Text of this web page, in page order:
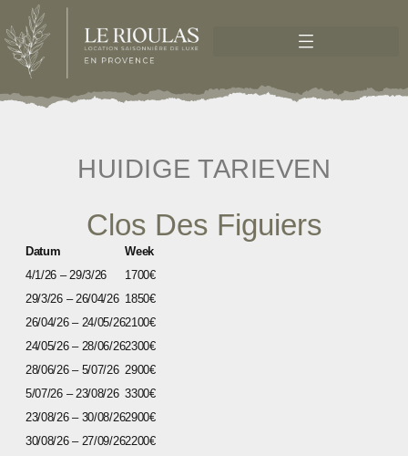
HUIDIGE TARIEVEN
Clos Des Figuiers
Datum
4/1/26 – 29/3/26
29/3/26 – 26/04/26
26/04/26 – 24/05/26
24/05/26 – 28/06/26
28/06/26 – 5/07/26
5/07/26 – 23/08/26
23/08/26 – 30/08/26
30/08/26 – 27/09/26
Week
1700€
1850€
2100€
2300€
2900€
3300€
2900€
2200€